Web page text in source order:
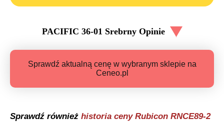
PACIFIC 36-01 SrebrnyOpinie
Sprawdź aktualną cenę w wybranym sklepie na
Ceneo.pl
Sprawdź również historia ceny Rubicon RNCE89-2